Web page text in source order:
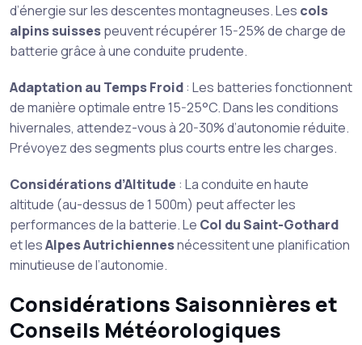
d’énergie sur les descentes montagneuses. Les cols
alpins suissespeuvent récupérer 15-25% de charge de
batterie grâce à une conduite prudente.
Adaptation au Temps Froid: Les batteries fonctionnent
de manière optimale entre 15-25°C. Dans les conditions
hivernales, attendez-vous à 20-30% d’autonomie réduite.
Prévoyez des segments plus courts entre les charges.
Considérations d’Altitude : La conduite en haute
altitude (au-dessus de 1 500m) peut affecter les
performances de la batterie. Le Col du Saint-Gothard
et lesAlpes Autrichiennesnécessitent une planification
minutieuse de l’autonomie.
Considérations Saisonnières et
Conseils Météorologiques